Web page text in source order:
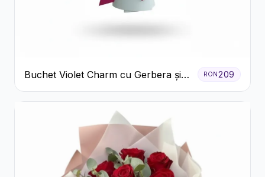
Buchet Violet Charm cu Gerbera și
Lisianthus Alb
RON 209